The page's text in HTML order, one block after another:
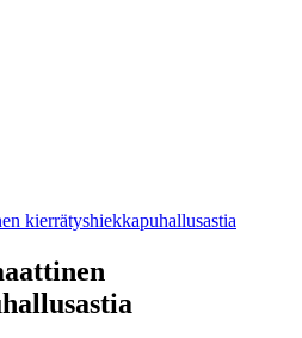
kierrätyshiekkapuhallusastia